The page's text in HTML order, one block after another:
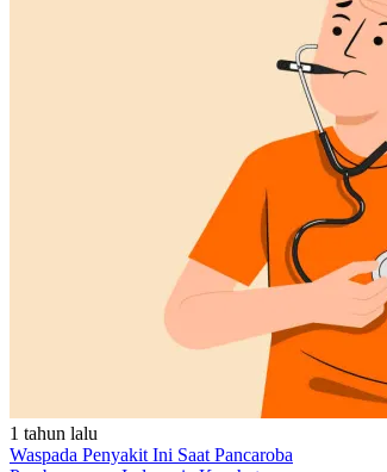
1 tahun lalu
Waspada Penyakit Ini Saat Pancaroba